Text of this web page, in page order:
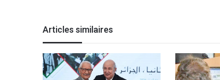
A
r
m
é
e
Articles similaires